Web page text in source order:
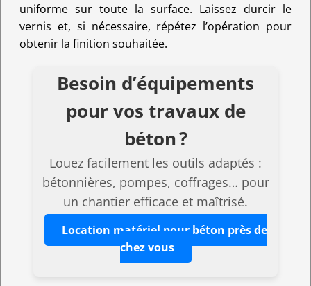
uniforme sur toute la surface. Laissez durcir le
vernis et, si nécessaire, répétez l’opération pour
obtenir la finition souhaitée.
Besoin d’équipements
pour vos travaux de
béton ?
Louez facilement les outils adaptés :
bétonnières, pompes, coffrages… pour
un chantier efficace et maîtrisé.
Location matériel pour béton près de
chez vous